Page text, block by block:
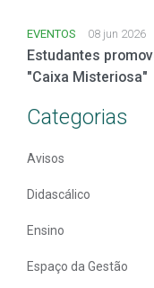
EVENTOS 08 jun 2026
Estudantes
"Caixa Misteriosa"
Categorias
Avisos
Didascálico
Ensino
Espaço da Gestão